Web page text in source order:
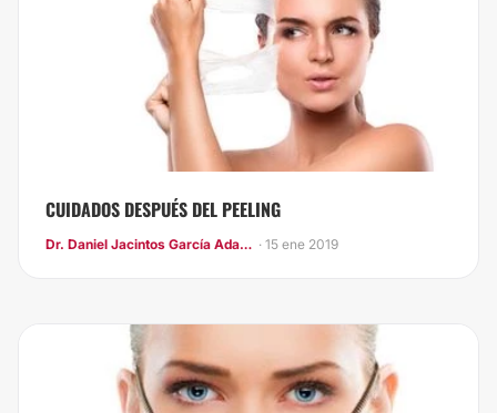
CUIDADOS DESPUÉS DEL PEELING
Dr. Daniel Jacintos García Adava · 15 ene 2019